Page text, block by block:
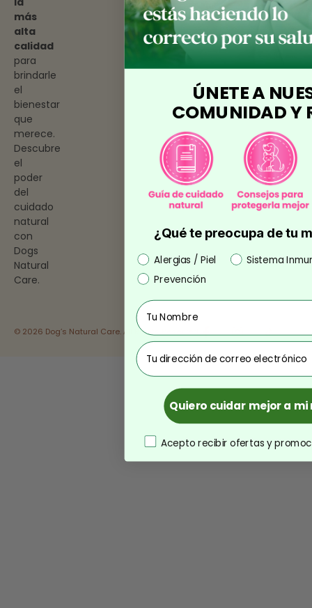
más
alta
calidad
para
brindarle
el
bienestar
que
merece.
Descubre
el
poder
del
cuidado
natural
con
Dogs
Natural
Care.
© 2026 Dog’s Natural Care. All Rights Reserved.
ÚNETE A
COMUNIDAD Y
¿Qué te preocupa de tu
Preocupación
Alergias / Piel Sistema
Prevención
Nombre
correo
Quiero cuidar mejor a
consentimiento
Acepto recibir ofertas y